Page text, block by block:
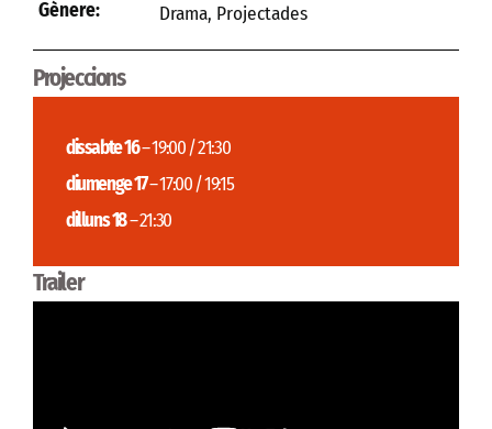
Gènere:
Drama, Projectades
Projeccions
dissabte 16– 19:00 / 21:30
diumenge 17– 17:00 / 19:15
dilluns 18– 21:30
Trailer